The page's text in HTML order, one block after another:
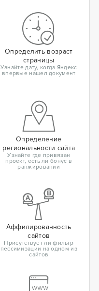
Определить возраст
страницы
Узнайте дату, когда Яндекс
впервые нашел документ
Определение
региональности сайта
Узнайте где привязан
проект, есть ли бонус в
ранжировании
Аффилированность
сайтов
Присутствует ли фильтр
пессимизации на одном из
сайтов